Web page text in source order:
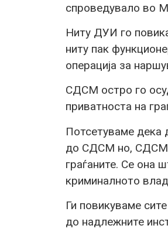
спроведувало во
Ниту ДУИ го
ниту пак
операција за
СДСМ остро го
приватноста на
Потсетуваме дека
до СДСМ но, СДСМ
граѓаните. Се она
криминалното
Ги повикуваме
до надлежните